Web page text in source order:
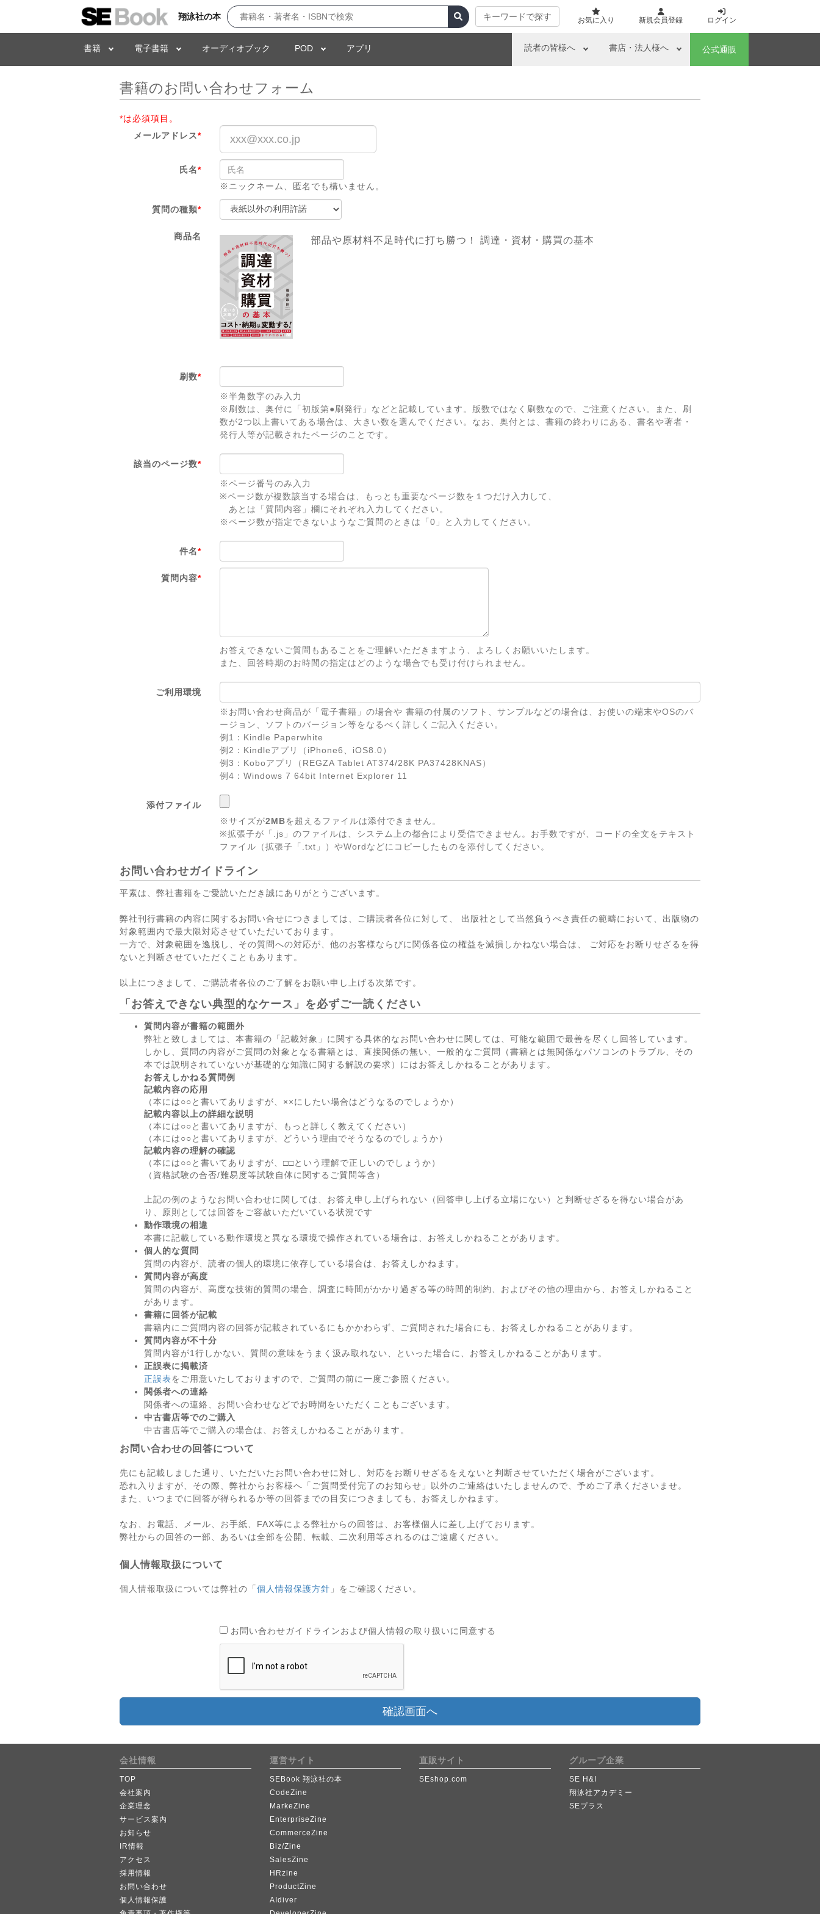
翔泳社の本 キーワードで探す お気に入り 新規会員登録 ログイン
書籍 電子書籍 オーディオブック POD アプリ 読者の皆様へ 書店・法人様へ 公式通販
書籍のお問い合わせフォーム
*は必須項目。
メールアドレス*
氏名*
※ニックネーム、匿名でも構いません。
質問の種類*
商品名 部品や原材料不足時代に打ち勝つ！ 調達・資材・購買の基本
刷数*
※半角数字のみ入力
※刷数は、奥付に「初版第●刷発行」などと記載しています。版数ではなく刷数なので、ご注意ください。また、刷
数が2つ以上書いてある場合は、大きい数を選んでください。なお、奥付とは、書籍の終わりにある、書名や著者・
発行人等が記載されたページのことです。
該当のページ数*
※ページ番号のみ入力
※ページ数が複数該当する場合は、もっとも重要なページ数を１つだけ入力して、
あとは「質問内容」欄にそれぞれ入力してください。
※ページ数が指定できないようなご質問のときは「0」と入力してください。
件名*
質問内容*
お答えできないご質問もあることをご理解いただきますよう、よろしくお願いいたします。
また、回答時期のお時間の指定はどのような場合でも受け付けられません。
ご利用環境
※お問い合わせ商品が「電子書籍」の場合や 書籍の付属のソフト、サンプルなどの場合は、お使いの端末やOSのバ
ージョン、ソフトのバージョン等をなるべく詳しくご記入ください。
例1：Kindle Paperwhite
例2：Kindleアプリ（iPhone6、iOS8.0）
例3：Koboアプリ（REGZA Tablet AT374/28K PA37428KNAS）
例4：Windows 7 64bit Internet Explorer 11
添付ファイル
※サイズが2MBを超えるファイルは添付できません。
※拡張子が「.js」のファイルは、システム上の都合により受信できません。お手数ですが、コードの全文をテキスト
ファイル（拡張子「.txt」）やWordなどにコピーしたものを添付してください。
お問い合わせガイドライン
平素は、弊社書籍をご愛読いただき誠にありがとうございます。
弊社刊行書籍の内容に関するお問い合せにつきましては、ご購読者各位に対して、 出版社として当然負うべき責任の範疇において、出版物の
対象範囲内で最大限対応させていただいております。
一方で、対象範囲を逸脱し、その質問への対応が、他のお客様ならびに関係各位の権益を減損しかねない場合は、 ご対応をお断りせざるを得
ないと判断させていただくこともあります。
以上につきまして、ご購読者各位のご了解をお願い申し上げる次第です。
「お答えできない典型的なケース」を必ずご一読ください
質問内容が書籍の範囲外
弊社と致しましては、本書籍の「記載対象」に関する具体的なお問い合わせに関しては、可能な範囲で最善を尽くし回答しています。
しかし、質問の内容がご質問の対象となる書籍とは、直接関係の無い、一般的なご質問（書籍とは無関係なパソコンのトラブル、その
本では説明されていないが基礎的な知識に関する解説の要求）にはお答えしかねることがあります。
お答えしかねる質問例
記載内容の応用
（本には○○と書いてありますが、××にしたい場合はどうなるのでしょうか）
記載内容以上の詳細な説明
（本には○○と書いてありますが、もっと詳しく教えてください）
（本には○○と書いてありますが、どういう理由でそうなるのでしょうか）
記載内容の理解の確認
（本には○○と書いてありますが、□□という理解で正しいのでしょうか）
（資格試験の合否/難易度等試験自体に関するご質問等含）
上記の例のようなお問い合わせに関しては、お答え申し上げられない（回答申し上げる立場にない）と判断せざるを得ない場合があ
り、原則としては回答をご容赦いただいている状況です
動作環境の相違
本書に記載している動作環境と異なる環境で操作されている場合は、お答えしかねることがあります。
個人的な質問
質問の内容が、読者の個人的環境に依存している場合は、お答えしかねます。
質問内容が高度
質問の内容が、高度な技術的質問の場合、調査に時間がかかり過ぎる等の時間的制約、およびその他の理由から、お答えしかねること
があります。
書籍に回答が記載
書籍内にご質問内容の回答が記載されているにもかかわらず、ご質問された場合にも、お答えしかねることがあります。
質問内容が不十分
質問内容が1行しかない、質問の意味をうまく汲み取れない、といった場合に、お答えしかねることがあります。
正誤表に掲載済
正誤表をご用意いたしておりますので、ご質問の前に一度ご参照ください。
関係者への連絡
関係者への連絡、お問い合わせなどでお時間をいただくこともございます。
中古書店等でのご購入
中古書店等でご購入の場合は、お答えしかねることがあります。
お問い合わせの回答について
先にも記載しました通り、いただいたお問い合わせに対し、対応をお断りせざるをえないと判断させていただく場合がございます。
恐れ入りますが、その際、弊社からお客様へ「ご質問受付完了のお知らせ」以外のご連絡はいたしませんので、予めご了承くださいませ。
また、いつまでに回答が得られるか等の回答までの目安につきましても、お答えしかねます。
なお、お電話、メール、お手紙、FAX等による弊社からの回答は、お客様個人に差し上げております。
弊社からの回答の一部、あるいは全部を公開、転載、二次利用等されるのはご遠慮ください。
個人情報取扱について
個人情報取扱については弊社の「 個人情報保護方針 」をご確認ください。
お問い合わせガイドラインおよび個人情報の取り扱いに同意する
確認画面へ
会社情報
TOP
会社案内
企業理念
サービス案内
お知らせ
IR情報
アクセス
採用情報
お問い合わせ
個人情報保護
運営サイト
SEBook 翔泳社の本
CodeZine
MarkeZine
EnterpriseZine
CommerceZine
Biz/Zine
SalesZine
HRzine
ProductZine
AIdiver
直販サイト
SEshop.com
グループ企業
SE H&I
翔泳社アカデミー
SEプラス